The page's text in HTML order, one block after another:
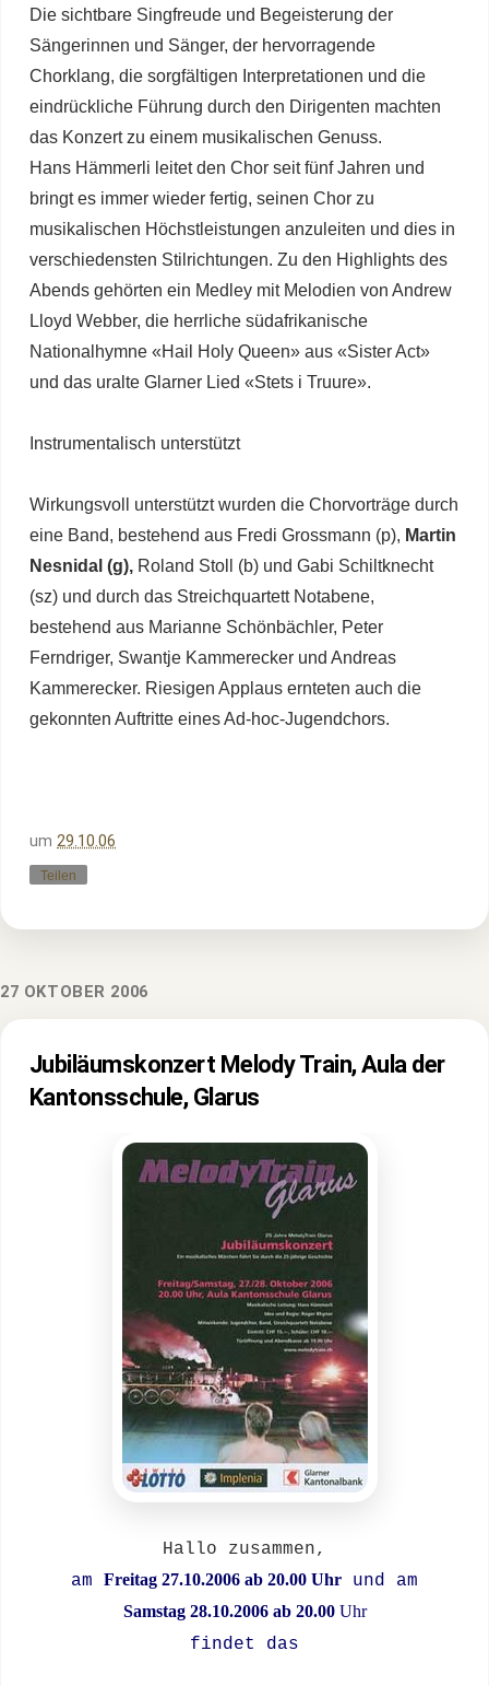
Die sichtbare Singfreude und Begeisterung der
Sängerinnen und Sänger, der hervorragende
Chorklang, die sorgfältigen Interpretationen und die
eindrückliche Führung durch den Dirigenten machten
das Konzert zu einem musikalischen Genuss.
Hans Hämmerli leitet den Chor seit fünf Jahren und
bringt es immer wieder fertig, seinen Chor zu
musikalischen Höchstleistungen anzuleiten und dies in
verschiedensten Stilrichtungen. Zu den Highlights des
Abends gehörten ein Medley mit Melodien von Andrew
Lloyd Webber, die herrliche südafrikanische
Nationalhymne «Hail Holy Queen» aus «Sister Act»
und das uralte Glarner Lied «Stets i Truure».
Instrumentalisch unterstützt
Wirkungsvoll unterstützt wurden die Chorvorträge durch
eine Band, bestehend aus Fredi Grossmann (p), Martin
Nesnidal (g), Roland Stoll (b) und Gabi Schiltknecht
(sz) und durch das Streichquartett Notabene,
bestehend aus Marianne Schönbächler, Peter
Ferndriger, Swantje Kammerecker und Andreas
Kammerecker. Riesigen Applaus ernteten auch die
gekonnten Auftritte eines Ad-hoc-Jugendchors.
um 29.10.06
Teilen
27 OKTOBER 2006
Jubiläumskonzert Melody Train, Aula der
Kantonsschule, Glarus
Hallo zusammen,
am Freitag 27.10.2006 ab 20.00 Uhr und am
Samstag 28.10.2006 ab 20.00Uhr
findet das